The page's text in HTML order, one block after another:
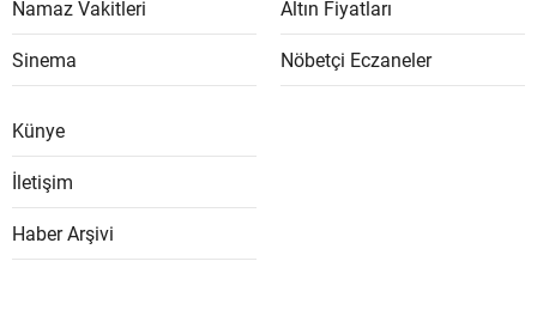
Namaz Vakitleri
Sinema
Altın Fiyatları
Nöbetçi Eczaneler
Künye
İletişim
Haber Arşivi